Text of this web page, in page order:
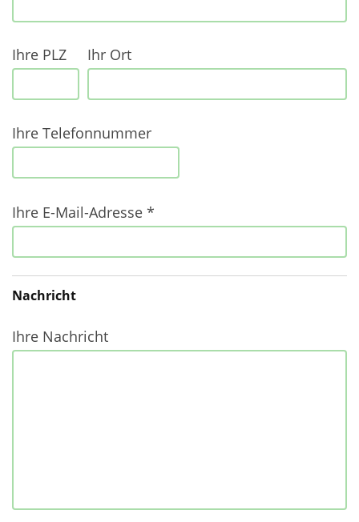
Ihre PLZ Ihr Ort
Ihre Telefonnummer
Ihre E-Mail-Adresse *
Nachricht
Ihre Nachricht